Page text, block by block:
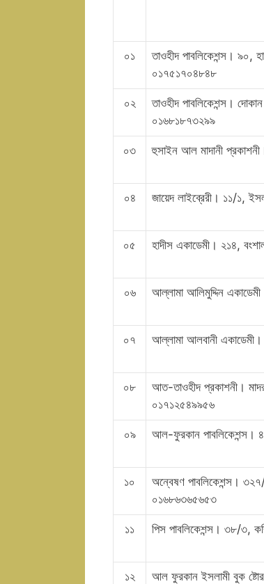
০১
তাওহীদ পাবলিকেশন্স। ৯০,
০১৭৫১৭০৪৮৪৮
০২
তাওহীদ পাবলিকেশন্স।
০১৬৮১৮৭৩২৯৯
০৩ হুসাইন আল মাদানী
০৪ জায়েদ লাইব্রেরী। ১১/১,
০৫ হাদীস একাডেমী। ২১৪,
০৬ আল্লামা আলিমুদ্দিন
০৭ আল্লামা আলবানী
০৮
আত-তাওহীদ প্রকাশনী।
০১৭১২৫৪৯৯৫৬
০৯ আল-ফুরকান পাবলিকেশন্স।
১০
অন্বেষণ পাবলিকেশন্স।
০১৬৮৬৩৬৫৬৫৩
১১ পিস পাবলিকেশন্স। ৩৮/৩,
১২ আল ফুরকান ইসলামী বুক